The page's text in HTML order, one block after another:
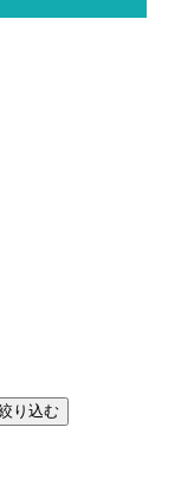
り込む